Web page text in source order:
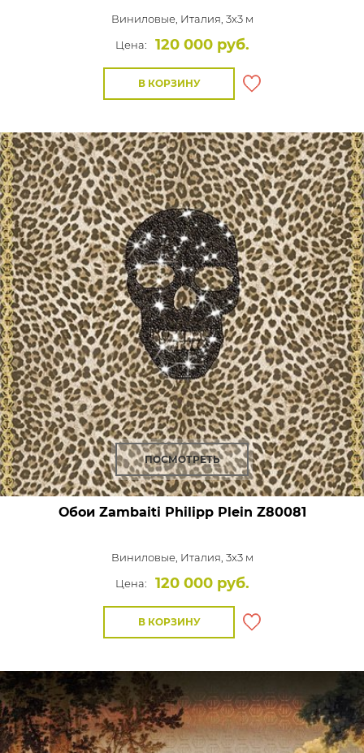
Виниловые, Италия, 3x3 м
Цена:
120 000 руб.
В КОРЗИНУ
ПОСМОТРЕТЬ
Обои Zambaiti Philipp Plein Z80081
Виниловые, Италия, 3x3 м
Цена:
120 000 руб.
В КОРЗИНУ